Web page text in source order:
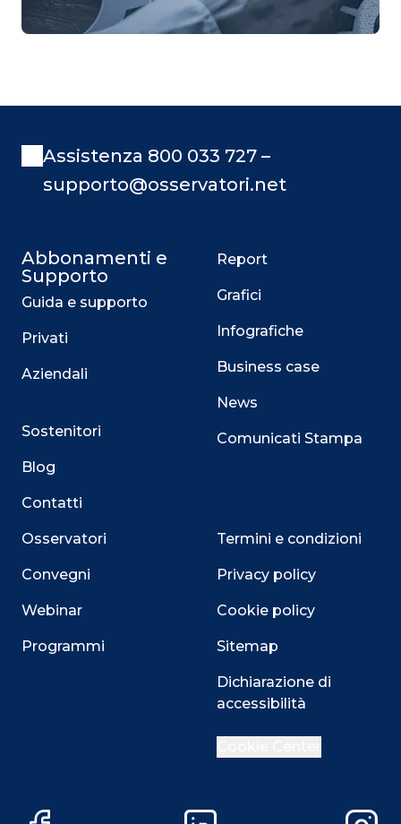
Assistenza 800 033 727 –
supporto@osservatori.net
Abbonamenti e
Supporto
Guida e supporto
Privati
Aziendali
Sostenitori
Blog
Contatti
Osservatori
Convegni
Webinar
Programmi
Report
Grafici
Infografiche
Business case
News
Comunicati Stampa
Termini e condizioni
Privacy policy
Cookie policy
Sitemap
Dichiarazione di
accessibilità